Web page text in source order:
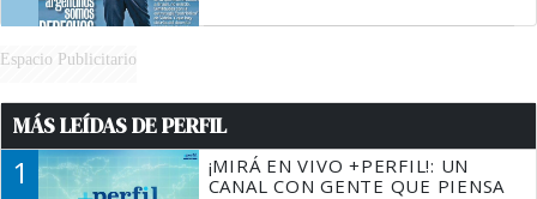
Espacio Publicitario
MÁS LEÍDAS DE PERFIL
1
¡MIRÁ EN VIVO +PERFIL!: UN
CANAL CON GENTE QUE PIENSA